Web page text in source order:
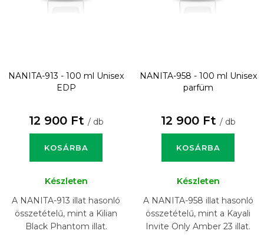
NANITA-913 - 100 ml Unisex
EDP
12 900 Ft / db
KOSÁRBA
Készleten
A NANITA-913 illat hasonló
összetételű, mint a Kilian
Black Phantom illat.
NANITA-958 - 100 ml Unisex
parfüm
12 900 Ft / db
KOSÁRBA
Készleten
A NANITA-958 illat hasonló
összetételű, mint a Kayali
Invite Only Amber 23 illat.